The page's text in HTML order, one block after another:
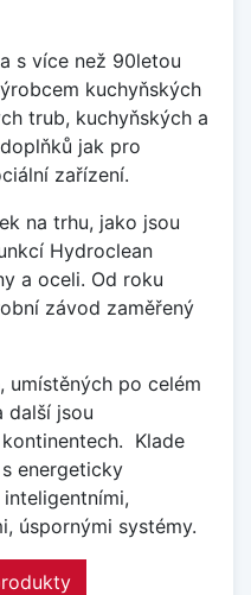
s více než 90letou
kuchyňských
trub, kuchyňských a
jak pro
zařízení.
na trhu, jako jsou
Hydroclean
a oceli. Od roku
závod zaměřený
umístěných po celém
další jsou
Klade
energeticky
úspornými systémy.